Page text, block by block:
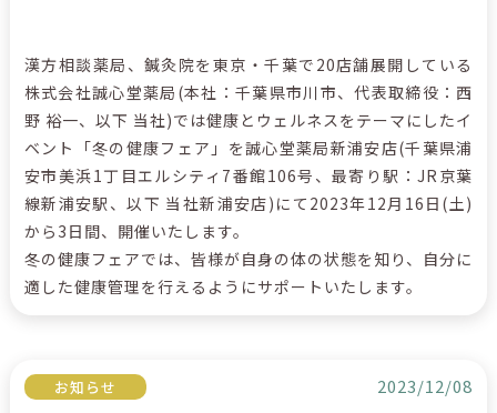
漢方相談薬局、鍼灸院を東京・千葉で20店舗展開している
株式会社誠心堂薬局(本社：千葉県市川市、代表取締役：西
野 裕一、以下 当社)では健康とウェルネスをテーマにしたイ
ベント「冬の健康フェア」を誠心堂薬局新浦安店(千葉県浦
安市美浜1丁目エルシティ7番館106号、最寄り駅：JR京葉
線新浦安駅、以下 当社新浦安店)にて2023年12月16日(土)
から3日間、開催いたします。
冬の健康フェアでは、皆様が自身の体の状態を知り、自分に
適した健康管理を行えるようにサポートいたします。
お知らせ 2023/12/08